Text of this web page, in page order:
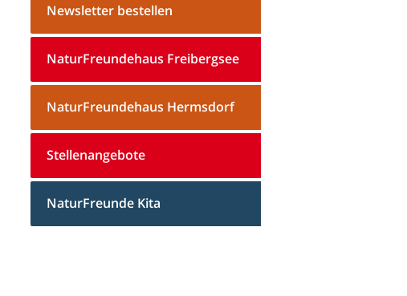
Newsletter bestellen
NaturFreundehaus Freibergsee
NaturFreundehaus Hermsdorf
Stellenangebote
NaturFreunde Kita